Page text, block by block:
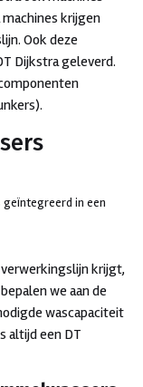
krijgen
Ook deze
Dijkstra geleverd.
in een
krijgt,
we aan de
wascapaciteit
altijd een DT